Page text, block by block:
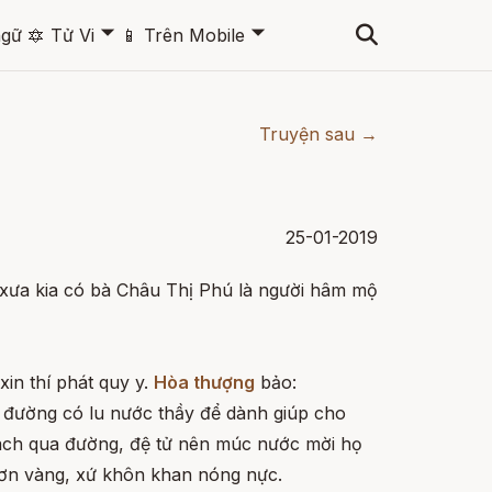
🔯 Tử Vi 🞃 📱 Trên Mobile 🞃
Truyện sau →
25-01-2019
kia có bà Châu Thị Phú là người hâm mộ
thí phát quy y. Hòa thượng bảo:
có lu nước thầy để dành giúp cho
qua đường, đệ tử nên múc nước mời họ
vàng, xứ khôn khan nóng nực.